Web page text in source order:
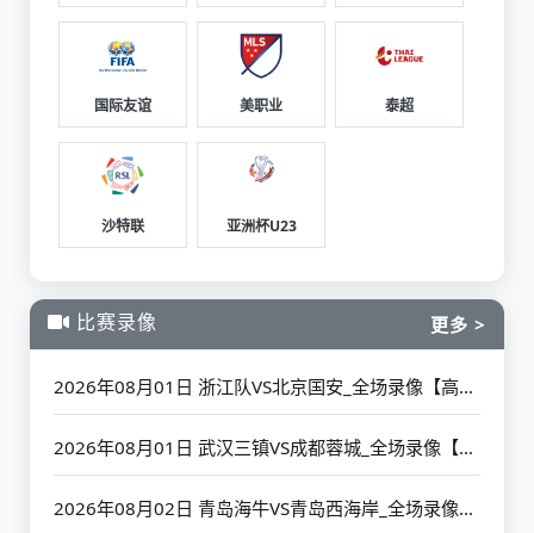
国际友谊 美职业 泰超
沙特联 亚洲杯U23
比赛录像 更多 >
2026年08月01日 浙江队VS北京国安_全场录像【高清回放】
2026年08月01日 武汉三镇VS成都蓉城_全场录像【高清回放】
2026年08月02日 青岛海牛VS青岛西海岸_全场录像【高清回放】